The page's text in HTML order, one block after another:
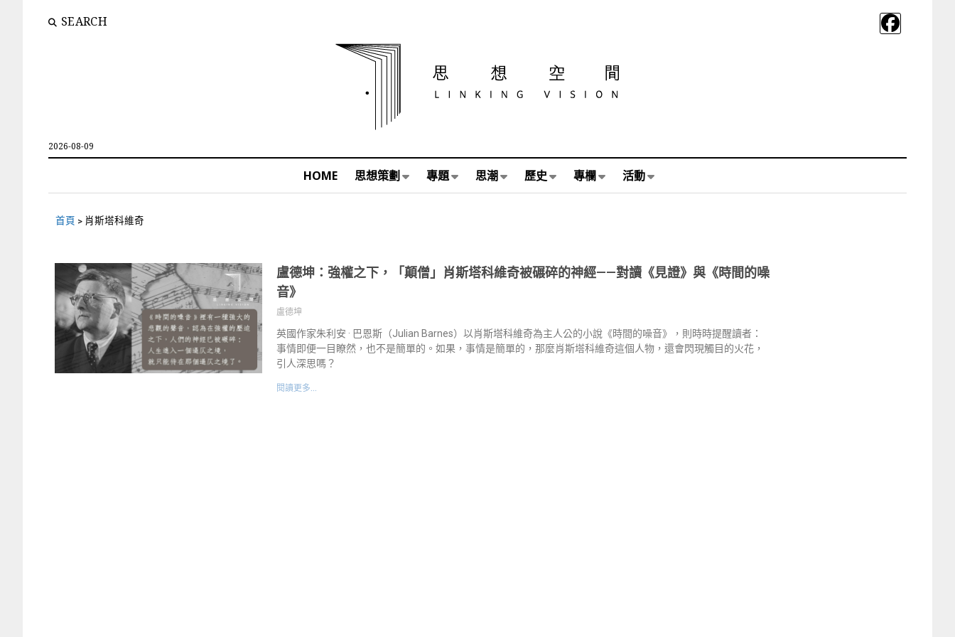
SEARCH
2026-08-09
HOME 思想策劃 專題 思潮 歷史 專欄 活動
首頁 > 肖斯塔科維奇
盧德坤：強權之下，「顛僧」肖斯塔科維奇被碾碎的神經——對讀《見證》與《時間的噪
音》
盧德坤
英國作家朱利安 · 巴恩斯（Julian Barnes）以肖斯塔科維奇為主人公的小說《時間的噪音》，則時時提醒讀者：
事情即便一目瞭然，也不是簡單的。如果，事情是簡單的，那麼肖斯塔科維奇這個人物，還會閃現觸目的火花，
引人深思嗎？
閱讀更多...